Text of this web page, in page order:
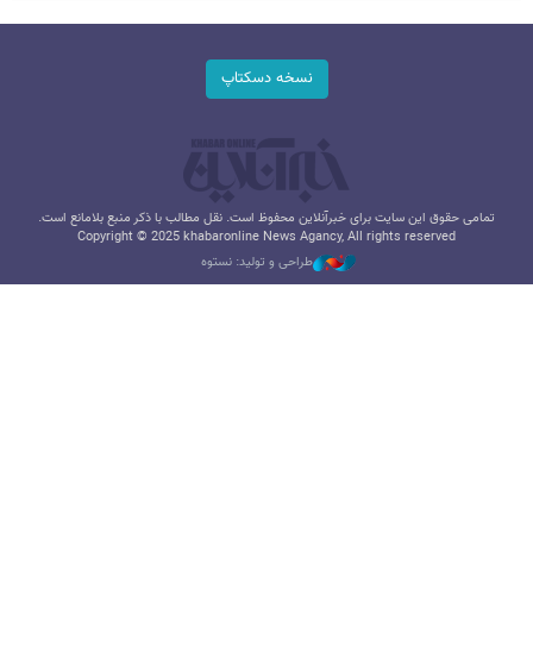
نسخه دسکتاپ
تمامی حقوق این سایت برای خبرآنلاین محفوظ است. نقل مطالب با ذکر منبع بلامانع است.
Copyright © 2025 khabaronline News Agancy, All rights reserved
طراحی و تولید: نستوه